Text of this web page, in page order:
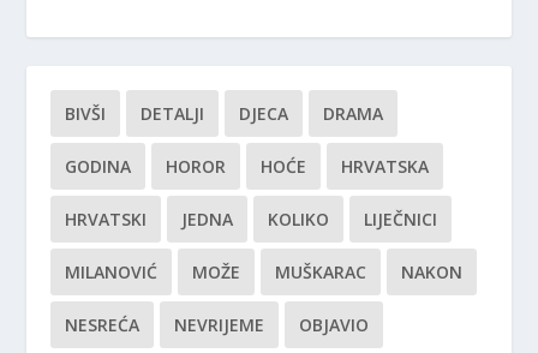
BIVŠI DETALJI DJECA DRAMA
GODINA HOROR HOĆE HRVATSKA
HRVATSKI JEDNA KOLIKO LIJEČNICI
MILANOVIĆ MOŽE MUŠKARAC NAKON
NESREĆA NEVRIJEME OBJAVIO